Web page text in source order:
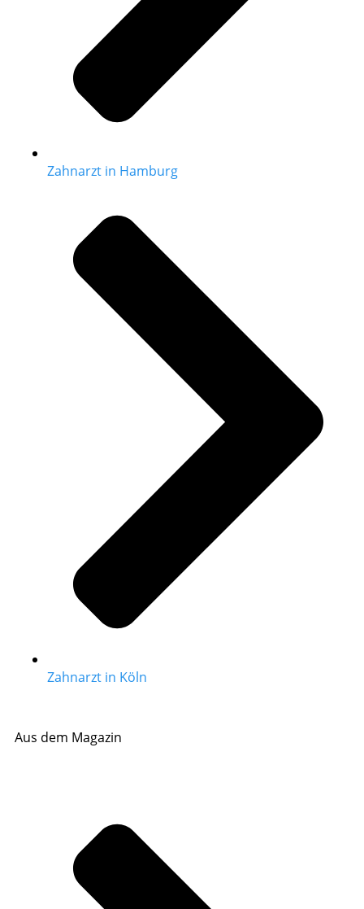
Zahnarzt in Hamburg
Zahnarzt in Köln
Aus dem Magazin